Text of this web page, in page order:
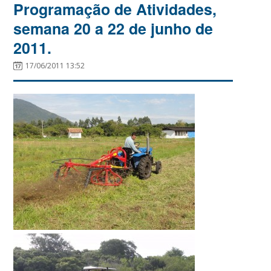
Programação de Atividades,
semana 20 a 22 de junho de
2011.
17/06/2011 13:52